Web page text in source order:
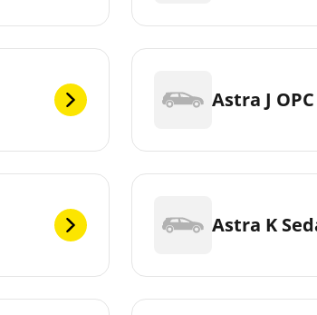
Astra J OPC
Astra K